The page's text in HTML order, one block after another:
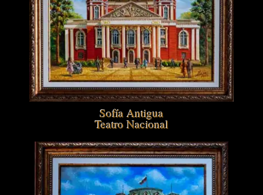
Sofía Antigua
Teatro Nacional